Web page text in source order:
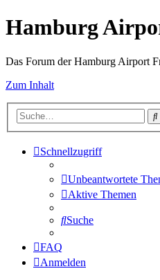
Hamburg
Das Forum der Hamburg Airport
Zum Inhalt
Schnellzugriff
Unbeantwortete
Aktive Themen
Suche
FAQ
Anmelden